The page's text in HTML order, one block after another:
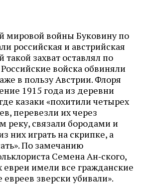
мировой войны Буковину по
российская и австрийская
захват оставлял по
войска обвиняли
в пользу Австрии. Флоря
1915 года из деревни
казаки «похитили четырех
перевезли их через
реку, связали бородами и
них играть на скрипке, а
По замечанию
Семена Ан‑ского,
евреи имели все гражданские
евреев зверски убивали».